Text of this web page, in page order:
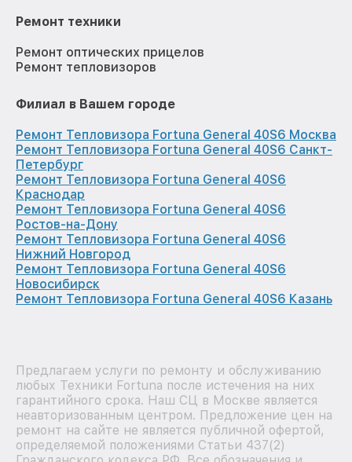
Ремонт техники
Ремонт оптических прицелов
Ремонт тепловизоров
Филиал в Вашем городе
Ремонт Тепловизора Fortuna General 40S6 Москва
Ремонт Тепловизора Fortuna General 40S6 Санкт-
Петербург
Ремонт Тепловизора Fortuna General 40S6
Краснодар
Ремонт Тепловизора Fortuna General 40S6
Ростов-на-Дону
Ремонт Тепловизора Fortuna General 40S6
Нижний Новгород
Ремонт Тепловизора Fortuna General 40S6
Новосибирск
Ремонт Тепловизора Fortuna General 40S6 Казань
Предлагаем услуги по ремонту и обслуживанию
любых Техники Fortuna после истечения на них
гарантийного срока. Наш СЦ в Москве является
неавторизованным центром. Предложение цен на
ремонт на сайте не является публичной офертой,
определяемой положениями Статьи 437(2)